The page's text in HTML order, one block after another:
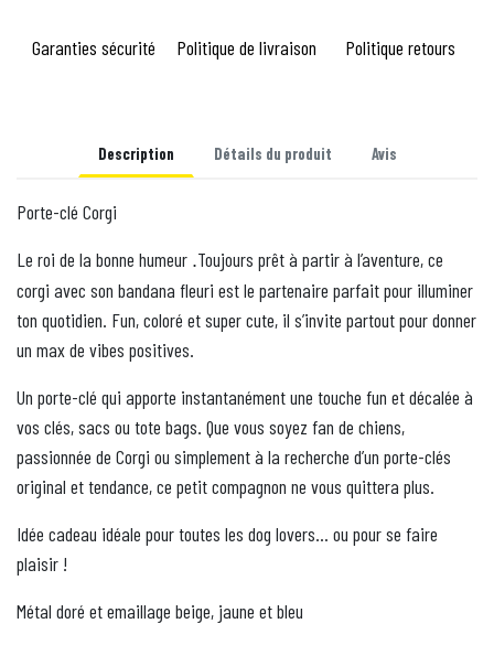
Garanties sécurité Politique de livraison Politique retours
Description Détails du produit Avis
Porte-clé Corgi
Le roi de la bonne humeur .Toujours prêt à partir à l’aventure, ce
corgi avec son bandana fleuri est le partenaire parfait pour illuminer
ton quotidien. Fun, coloré et super cute, il s’invite partout pour donner
un max de vibes positives.
Un porte-clé qui apporte instantanément une touche fun et décalée à
vos clés, sacs ou tote bags. Que vous soyez fan de chiens,
passionnée de Corgi ou simplement à la recherche d’un porte-clés
original et tendance, ce petit compagnon ne vous quittera plus.
Idée cadeau idéale pour toutes les dog lovers… ou pour se faire
plaisir !
Métal doré et emaillage beige, jaune et bleu